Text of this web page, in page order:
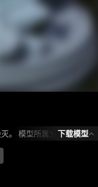
雕刻制作地狱使者，来自地狱的恶魔，代表着毁灭。 模型所属分类为“人物角色-人型怪物”，模型风格为写实，模型ID为101421，本模型由设计师 Huan环 在2024-08-22 19:28:04上传，含.obj，.stl相关源文件下载格式，点数为1302632，面数为2600550，材质数为1，贴图数为0，CG美术之家持续为您更新与数字孪生、影视动画和游戏VR等相关优质资源。
下载模型